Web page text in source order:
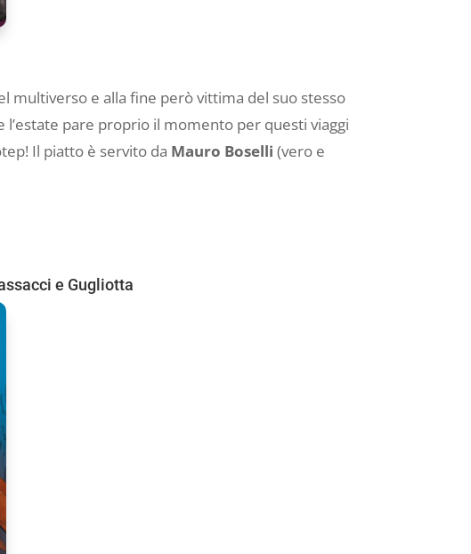
multiverso e alla fine però vittima del suo stesso
pare proprio il momento per questi viaggi
Il piatto è servito da Mauro Boselli (vero e
e Gugliotta